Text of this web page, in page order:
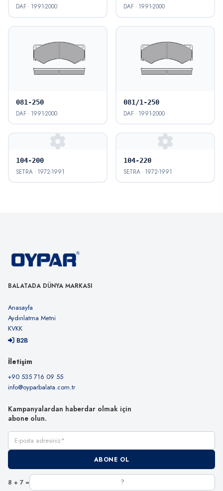
DAF · 1991-2000
DAF · 1991-2000
081-250
DAF · 1991-2000
081/1-250
DAF · 1991-2000
104-200
SETRA · 1972-1991
104-220
SETRA · 1972-1991
BALATADA DÜNYA MARKASI
Anasayfa
Aydınlatma Metni
KVKK
B2B
İletişim
+90 535 716 09 55
info@oyparbalata.com.tr
Kampanyalardan haberdar olmak için
abone olun.
E-posta adresiniz
ABONE OL
8 + 7 =